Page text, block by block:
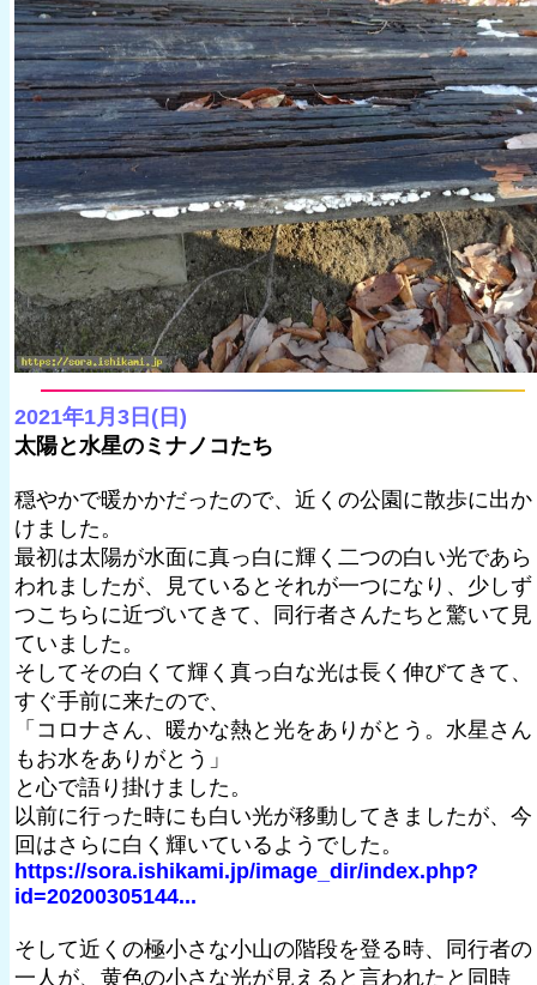
2021年1月3日(日)
太陽と水星のミナノコたち
穏やかで暖かかだったので、近くの公園に散歩に出か
けました。
最初は太陽が水面に真っ白に輝く二つの白い光であら
われましたが、見ているとそれが一つになり、少しず
つこちらに近づいてきて、同行者さんたちと驚いて見
ていました。
そしてその白くて輝く真っ白な光は長く伸びてきて、
すぐ手前に来たので、
「コロナさん、暖かな熱と光をありがとう。水星さん
もお水をありがとう」
と心で語り掛けました。
以前に行った時にも白い光が移動してきましたが、今
回はさらに白く輝いているようでした。
https://sora.ishikami.jp/image_dir/index.php?
id=20200305144...
そして近くの極小さな小山の階段を登る時、同行者の
一人が、黄色の小さな光が見えると言われたと同時